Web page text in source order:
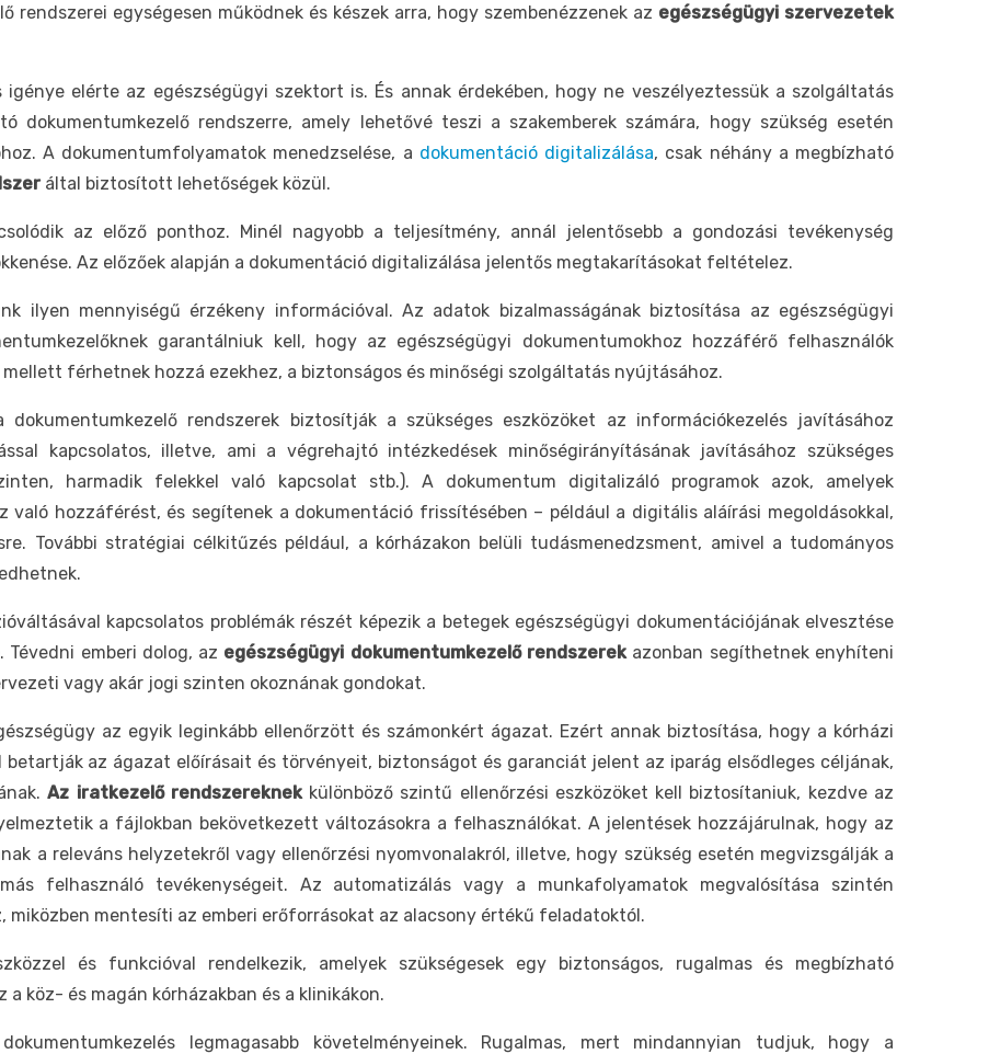
rendszerei egységesen működnek és készek arra, hogy szembenézzenek az egészségügyi szervezetek
elérte az egészségügyi szektort is. És annak érdekében, hogy ne veszélyeztessük a szolgáltatás
dokumentumkezelő rendszerre, amely lehetővé teszi a szakemberek számára, hogy szükség esetén
A dokumentumfolyamatok menedzselése, a dokumentáció digitalizálása, csak néhány a megbízható
által biztosított lehetőségek közül.
az előző ponthoz. Minél nagyobb a teljesítmény, annál jelentősebb a gondozási tevékenység
Az előzőek alapján a dokumentáció digitalizálása jelentős megtakarításokat feltételez.
ilyen mennyiségű érzékeny információval. Az adatok bizalmasságának biztosítása az egészségügyi
garantálniuk kell, hogy az egészségügyi dokumentumokhoz hozzáférő felhasználók
férhetnek hozzá ezekhez, a biztonságos és minőségi szolgáltatás nyújtásához.
dokumentumkezelő rendszerek biztosítják a szükséges eszközöket az információkezelés javításához
kapcsolatos, illetve, ami a végrehajtó intézkedések minőségirányításának javításához szükséges
harmadik felekkel való kapcsolat stb.). A dokumentum digitalizáló programok azok, amelyek
hozzáférést, és segítenek a dokumentáció frissítésében – például a digitális aláírási megoldásokkal,
További stratégiai célkitűzés például, a kórházakon belüli tudásmenedzsment, amivel a tudományos
kapcsolatos problémák részét képezik a betegek egészségügyi dokumentációjának elvesztése
emberi dolog, az egészségügyi dokumentumkezelő rendszerek azonban segíthetnek enyhíteni
vagy akár jogi szinten okoznának gondokat.
az egyik leginkább ellenőrzött és számonkért ágazat. Ezért annak biztosítása, hogy a kórházi
az ágazat előírásait és törvényeit, biztonságot és garanciát jelent az iparág elsődleges céljának,
Az iratkezelő rendszereknekkülönböző szintű ellenőrzési eszközöket kell biztosítaniuk, kezdve az
a fájlokban bekövetkezett változásokra a felhasználókat. A jelentések hozzájárulnak, hogy az
a releváns helyzetekről vagy ellenőrzési nyomvonalakról, illetve, hogy szükség esetén megvizsgálják a
felhasználó tevékenységeit. Az automatizálás vagy a munkafolyamatok megvalósítása szintén
miközben mentesíti az emberi erőforrásokat az alacsony értékű feladatoktól.
és funkcióval rendelkezik, amelyek szükségesek egy biztonságos, rugalmas és megbízható
köz- és magán kórházakban és a klinikákon.
legmagasabb követelményeinek. Rugalmas, mert mindannyian tudjuk, hogy a